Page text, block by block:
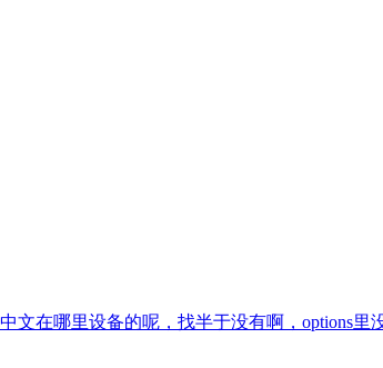
文在哪里设备的呢，找半于没有啊，options里